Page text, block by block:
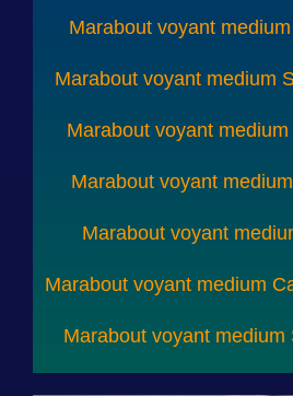
Marabout voyant
Marabout voyant medium
Marabout voyant
Marabout voyant
Marabout voyant
Marabout voyant medium
Marabout voyant medium